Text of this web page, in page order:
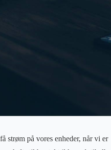
strøm på vores enheder, når vi er